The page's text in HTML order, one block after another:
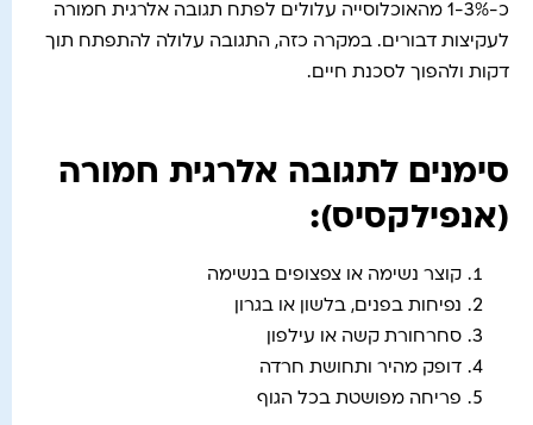
כ-1-3% מהאוכלוסייה עלולים לפתח תגובה אלרגית חמורה
לעקיצות דבורים. במקרה כזה, התגובה עלולה להתפתח תוך
דקות ולהפוך לסכנת חיים.
סימנים לתגובה אלרגית חמורה
(אנפילקסיס):
קוצר נשימה או צפצופים בנשימה
נפיחות בפנים, בלשון או בגרון
סחרחורת קשה או עילפון
דופק מהיר ותחושת חרדה
פריחה מפושטת בכל הגוף